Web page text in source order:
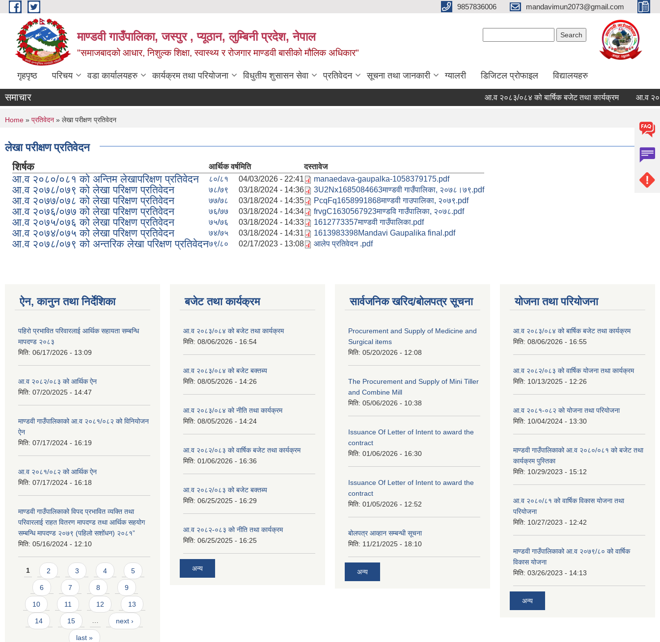
Skip to main content 9857836006 mandavimun2073@gmail.com
माण्डवी गाउँपालिका, जस्पुर , प्यूठान, लुम्बिनी प्रदेश, नेपाल
"समाजबादको आधार, निशुल्क शिक्षा, स्वास्थ्य र रोजगार माण्डवी बासीको मौलिक अधिकार"
गृहपृष्ठ परिचय वडा कार्यालयहरु कार्यक्रम तथा परियोजना विधुतीय शुसासन सेवा प्रतिवेदन सूचना तथा जानकारी ग्यालरी डिजिटल प्रोफाइल विद्यालयहरु
समाचार आ.व २०८३/०८४ को बार्षिक बजेट तथा कार्यक्रम आ.व २०८३/
You are here
Home » प्रतिवेदन » लेखा परीक्षण प्रतिवेदन
लेखा परीक्षण प्रतिवेदन
शिर्षक आर्थिक वर्षमिति दस्तावेज
आ.व २०८०/०८१ को अन्तिम लेखापरिक्षण प्रतिवेदन ८०/८१ 04/03/2026 - 22:41 manaedava-gaupalka-1058379175.pdf
आ.व २०७८/०७९ को लेखा परिक्षण प्रतिवेदन ७८/७९ 03/18/2024 - 14:36 3U2Nx1685084663माण्डवी गाउँपालिका, २०७८।७९.pdf
आ.व २०७७/०७८ को लेखा परिक्षण प्रतिवेदन ७७/७८ 03/18/2024 - 14:35 PcqFq1658991868माण्डवी गाउपालिका, २०७९.pdf
आ.व २०७६/०७७ को लेखा परिक्षण प्रतिवेदन ७६/७७ 03/18/2024 - 14:34 frvgC1630567923माण्डवि गाउँपालिका, २०७८.pdf
आ.व २०७५/०७६ को लेखा परिक्षण प्रतिवेदन ७५/७६ 03/18/2024 - 14:33 1612773357माण्डवी गाउँपालिका.pdf
आ.व २०७४/०७५ को लेखा परिक्षण प्रतिवेदन ७४/७५ 03/18/2024 - 14:31 1613983398Mandavi Gaupalika final.pdf
आ.व २०७८/०७९ को अन्तरिक लेखा परिक्षण प्रतिवेदन७९/८० 02/17/2023 - 13:08 आलेप प्रतिवेदन .pdf
ऐन, कानुन तथा निर्देशिका
पहिरो प्रभावित परिवारलाई आर्थिक सहायता सम्बन्धि
मापदण्ड २०८३
मिति: 06/17/2026 - 13:09
आ.व २०८२/०८३ को आर्थिक ऐन
मिति: 07/20/2025 - 14:47
माण्डवी गाउँपालिकाको आ.व २०८१/०८२ को विनियोजन
ऐन
मिति: 07/17/2024 - 16:19
आ.व २०८१/०८२ को आर्थिक ऐन
मिति: 07/17/2024 - 16:18
माण्डवी गाउँपालिकाको विपद प्रभावित व्यक्ति तथा
परिवारलाई राहत वितरण मापदण्ड तथा आर्थिक सहयोग
सम्बन्धि मापदण्ड २०७९ (पहिलो सशोंधन) २०८१”
मिति: 05/16/2024 - 12:10
Pages
1 2 3 4 5
6 7 8 9
10 11 12 13
14 15 … next ›
last »
बजेट तथा कार्यक्रम
आ.व २०८३/०८४ को बजेट तथा कार्यक्रम
मिति: 08/06/2026 - 16:54
आ.व २०८३/०८४ को बजेट बक्तब्य
मिति: 08/05/2026 - 14:26
आ.व २०८३/०८४ को नीति तथा कार्यक्रम
मिति: 08/05/2026 - 14:24
आ.व २०८२/०८३ को वार्षिक बजेट तथा कार्यक्रम
मिति: 01/06/2026 - 16:36
आ.व २०८२/०८३ को बजेट बक्तब्य
मिति: 06/25/2025 - 16:29
आ.व २०८२-०८३ को नीति तथा कार्यक्रम
मिति: 06/25/2025 - 16:25
अन्य
सार्वजनिक खरिद/बोलपत्र सूचना
Procurement and Supply of Medicine and
Surgical items
मिति: 05/20/2026 - 12:08
The Procurement and Supply of Mini Tiller
and Combine Mill
मिति: 05/06/2026 - 10:38
Issuance Of Letter of Intent to award the
contract
मिति: 01/06/2026 - 16:30
Issuance Of Letter of Intent to award the
contract
मिति: 01/05/2026 - 12:52
बोलपत्र आव्हान सम्बन्धी सूचना
मिति: 11/21/2025 - 18:10
अन्य
योजना तथा परियोजना
आ.व २०८३/०८४ को बार्षिक बजेट तथा कार्यक्रम
मिति: 08/06/2026 - 16:55
आ.व २०८२/०८३ को वार्षिक योजना तथा कार्यक्रम
मिति: 10/13/2025 - 12:26
आ.व २०८१-०८२ को योजना तथा परियोजना
मिति: 10/04/2024 - 13:30
माण्डवी गाउँपालिकाको आ.व २०८०/०८१ को बजेट तथा
कार्यक्रम पुस्तिका
मिति: 10/29/2023 - 15:12
आ.व २०८०/८१ को वार्षिक विकास योजना तथा
परियोजना
मिति: 10/27/2023 - 12:42
माण्डवी गाउँपालिकाको आ.व २०७९/८० को वार्षिक
विकास योजना
मिति: 03/26/2023 - 14:13
अन्य